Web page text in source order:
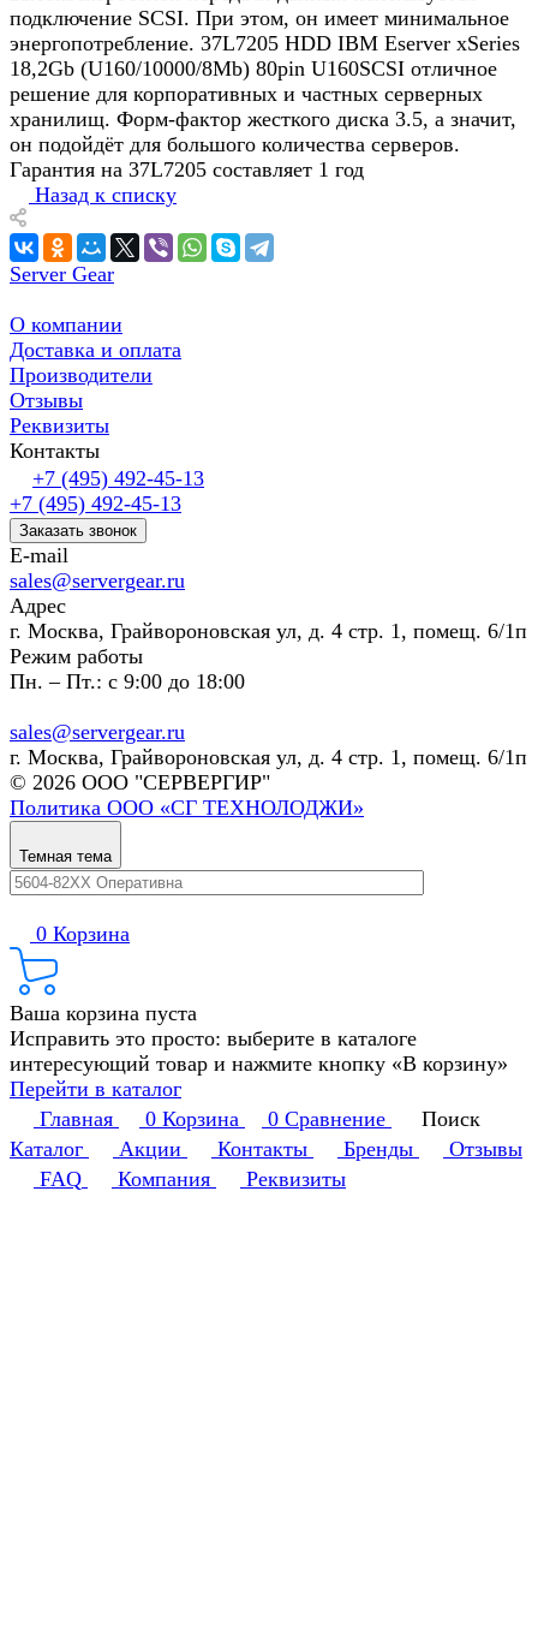
подключение SCSI. При этом, он имеет минимальное
энергопотребление. 37L7205 HDD IBM Eserver xSeries
18,2Gb (U160/10000/8Mb) 80pin U160SCSI отличное
решение для корпоративных и частных серверных
хранилищ. Форм-фактор жесткого диска 3.5, а значит,
он подойдёт для большого количества серверов.
Гарантия на 37L7205 составляет 1 год
Назад к списку
Server Gear
О компании
Доставка и оплата
Производители
Отзывы
Реквизиты
Контакты
+7 (495) 492-45-13
+7 (495) 492-45-13
Заказать звонок
E-mail
sales@servergear.ru
Адрес
г. Москва, Грайвороновская ул, д. 4 стр. 1, помещ. 6/1п
Режим работы
Пн. – Пт.: с 9:00 до 18:00
sales@servergear.ru
г. Москва, Грайвороновская ул, д. 4 стр. 1, помещ. 6/1п
© 2026 ООО "СЕРВЕРГИР"
Политика ООО «СГ ТЕХНОЛОДЖИ»
Темная тема
0 Корзина
Ваша корзина пуста
Исправить это просто: выберите в каталоге
интересующий товар и нажмите кнопку «В корзину»
Перейти в каталог
Главная
0 Корзина 0 Сравнение
Поиск
Каталог
Акции Контакты Бренды
Отзывы
FAQ
Компания Реквизиты